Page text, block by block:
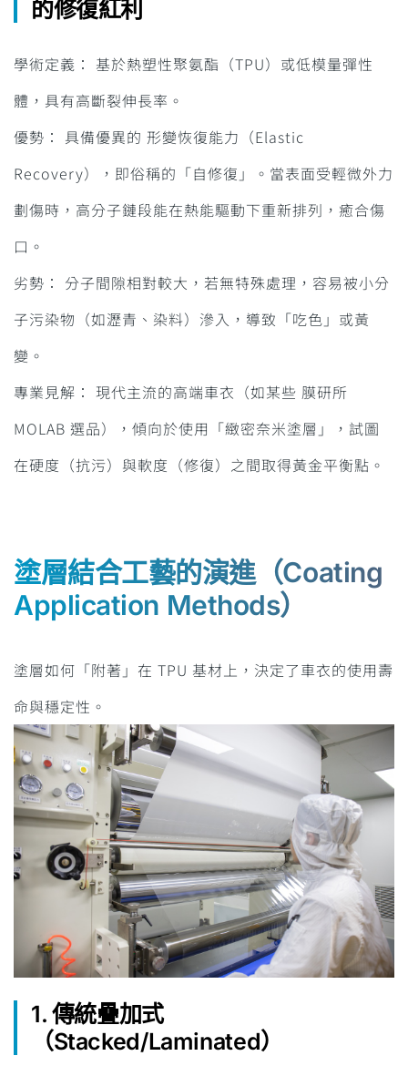
的修復紅利
學術定義： 基於熱塑性聚氨酯（TPU）或低模量彈性
體，具有高斷裂伸長率。
優勢： 具備優異的 形變恢復能力（Elastic
Recovery），即俗稱的「自修復」。當表面受輕微外力
劃傷時，高分子鏈段能在熱能驅動下重新排列，癒合傷
口。
劣勢： 分子間隙相對較大，若無特殊處理，容易被小分
子污染物（如瀝青、染料）滲入，導致「吃色」或黃
變。
專業見解： 現代主流的高端車衣（如某些 膜研所
MOLAB 選品），傾向於使用「緻密奈米塗層」，試圖
在硬度（抗污）與軟度（修復）之間取得黃金平衡點。
塗層結合工藝的演進（Coating
Application Methods）
塗層如何「附著」在 TPU 基材上，決定了車衣的使用壽
命與穩定性。
1. 傳統疊加式
（Stacked/Laminated）